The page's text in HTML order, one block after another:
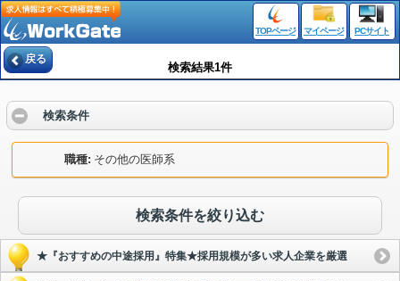
TOPページ マイページ PCサイト
戻る
検索結果1件
検索条件
職種 その他の医師系
検索条件を絞り込む
★『おすすめの中途採用』特集★採用規模が多い求人企業を厳選